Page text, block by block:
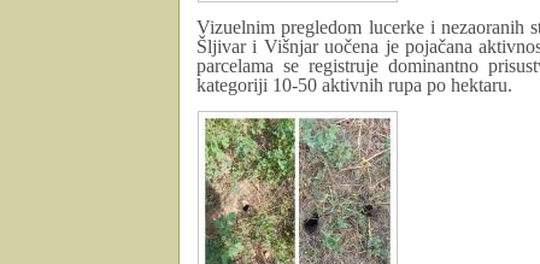
Vizuelnim pregledom lucerke i nezaoranih
Šljivar i Višnjar uočena je pojačana
parcelama se registruje dominantno
kategoriji 10-50 aktivnih rupa po hektaru.